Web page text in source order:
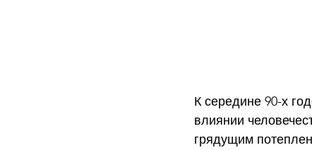
К середине 90-х
влиянии
грядущим